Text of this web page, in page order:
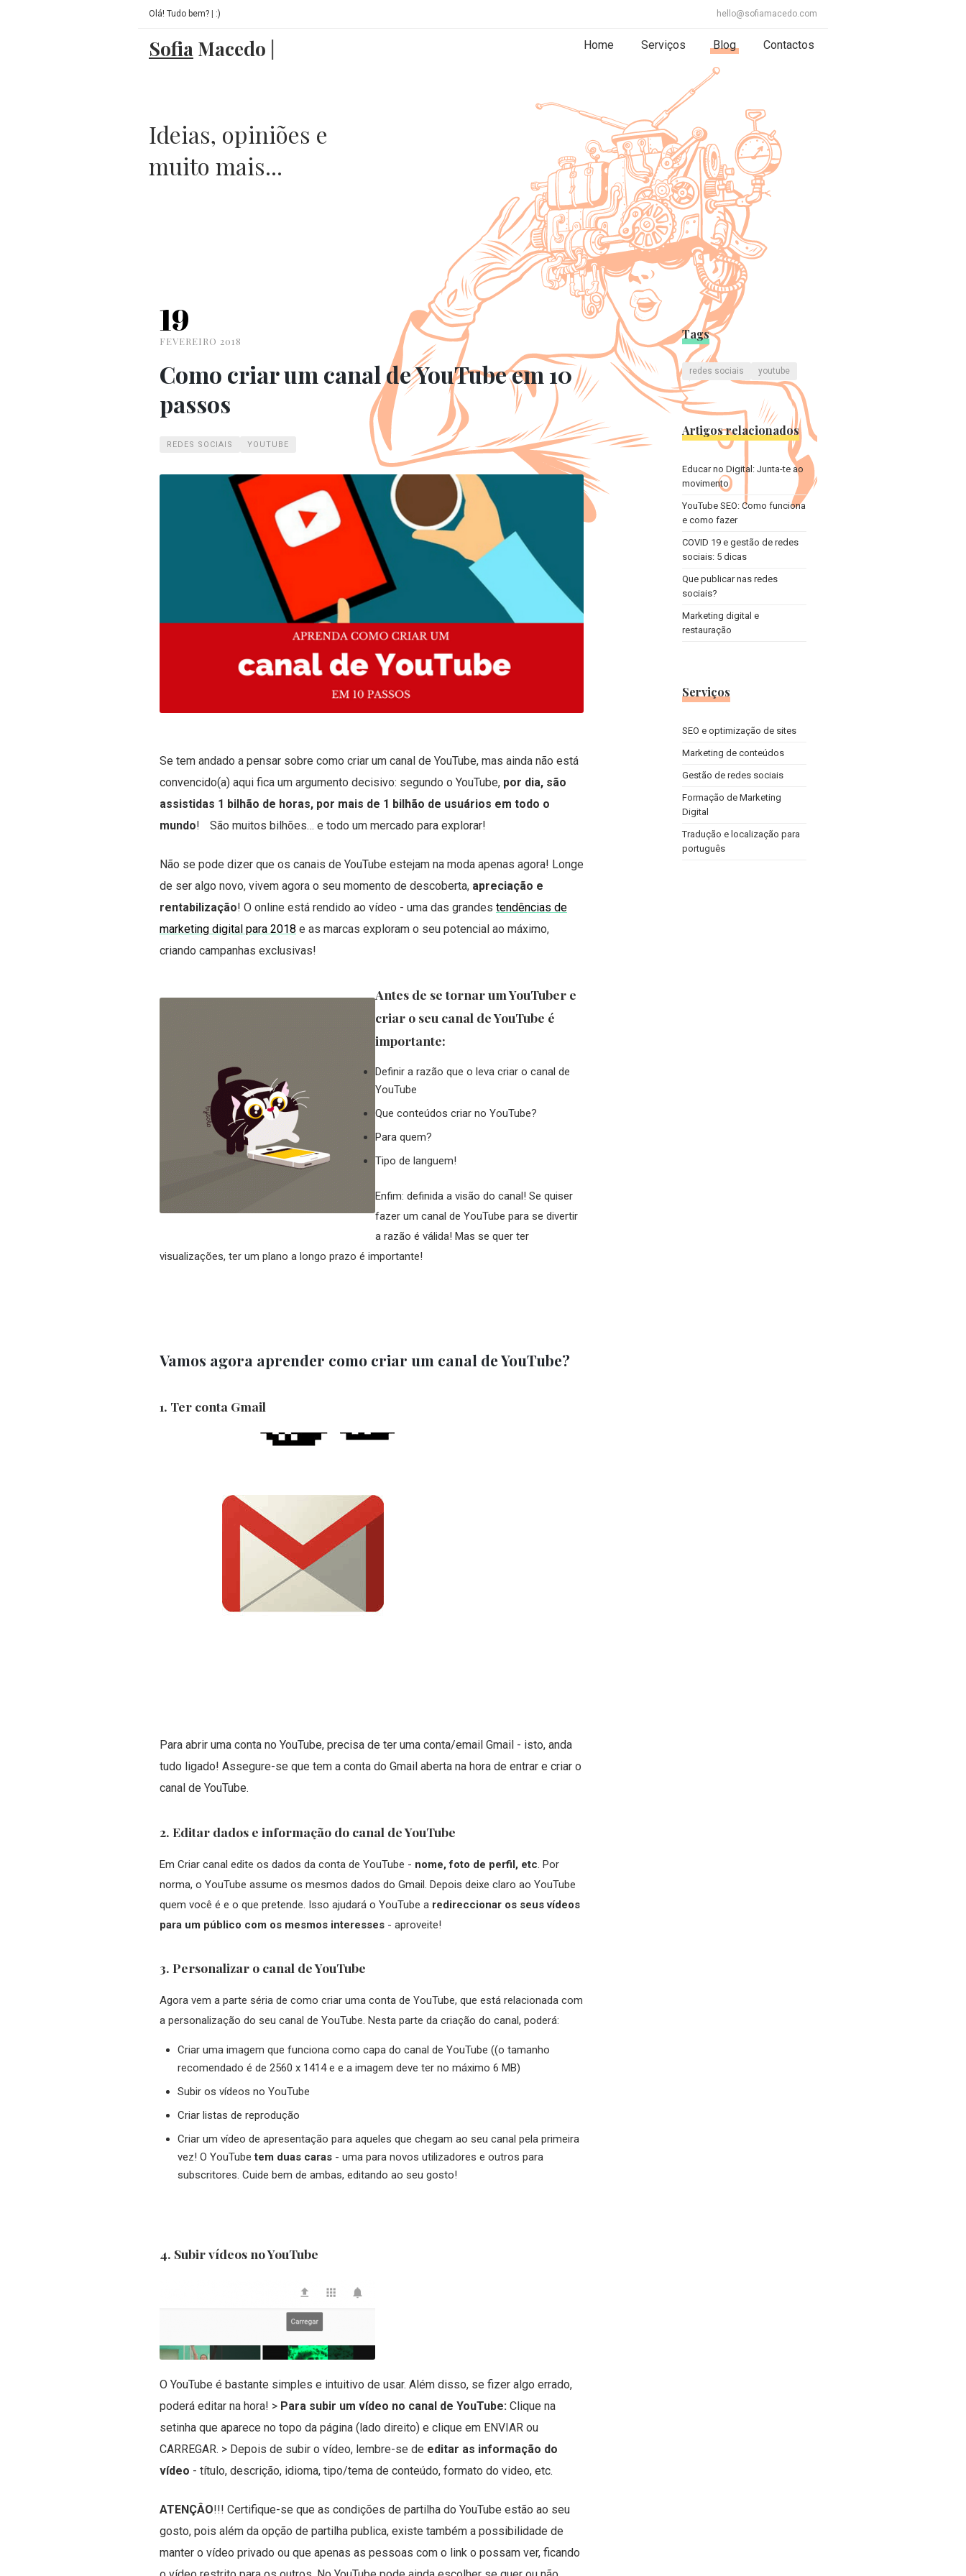
hello@sofiamacedo.com
Olá! Tudo bem? :)
Sofia Macedo | Home Serviços Blog Contactos
Ideias, opiniões e
muito mais...
19
FEVEREIRO 2018
Como criar um canal de YouTube em 10
passos
REDES SOCIAIS YOUTUBE
Se tem andado a pensar sobre como criar um canal de YouTube, mas ainda não está
convencido(a) aqui fica um argumento decisivo: segundo o YouTube, por dia, são
assistidas 1 bilhão de horas, por mais de 1 bilhão de usuários em todo o
mundo! São muitos bilhões… e todo um mercado para explorar!
Não se pode dizer que os canais de YouTube estejam na moda apenas agora! Longe
de ser algo novo, vivem agora o seu momento de descoberta, apreciação e
rentabilização! O online está rendido ao vídeo - uma das grandes tendências de
marketing digital para 2018 e as marcas exploram o seu potencial ao máximo,
criando campanhas exclusivas!
Antes de se tornar um YouTuber e
criar o seu canal de YouTube é
importante:
Definir a razão que o leva criar o canal de
YouTube
Que conteúdos criar no YouTube?
Para quem?
Tipo de languem!
Enfim: definida a visão do canal! Se quiser
fazer um canal de YouTube para se divertir
a razão é válida! Mas se quer ter
visualizações, ter um plano a longo prazo é importante!
Vamos agora aprender como criar um canal de YouTube?
1. Ter conta Gmail
Para abrir uma conta no YouTube, precisa de ter uma conta/email Gmail - isto, anda
tudo ligado! Assegure-se que tem a conta do Gmail aberta na hora de entrar e criar o
canal de YouTube.
2. Editar dados e informação do canal de YouTube
Em Criar canal edite os dados da conta de YouTube - nome, foto de perfil, etc. Por
norma, o YouTube assume os mesmos dados do Gmail. Depois deixe claro ao YouTube
quem você é e o que pretende. Isso ajudará o YouTube a redireccionar os seus vídeos
para um público com os mesmos interesses - aproveite!
3. Personalizar o canal de YouTube
Agora vem a parte séria de como criar uma conta de YouTube, que está relacionada com
a personalização do seu canal de YouTube. Nesta parte da criação do canal, poderá:
Criar uma imagem que funciona como capa do canal de YouTube ((o tamanho
recomendado é de 2560 x 1414 e e a imagem deve ter no máximo 6 MB)
Subir os vídeos no YouTube
Criar listas de reprodução
Criar um vídeo de apresentação para aqueles que chegam ao seu canal pela primeira
vez! O YouTubetem duas caras - uma para novos utilizadores e outros para
subscritores. Cuide bem de ambas, editando ao seu gosto!
4. Subir vídeos no YouTube
O YouTube é bastante simples e intuitivo de usar. Além disso, se fizer algo errado,
poderá editar na hora! > Para subir um vídeo no canal de YouTube: Clique na
setinha que aparece no topo da página (lado direito) e clique em ENVIAR ou
CARREGAR. > Depois de subir o vídeo, lembre-se de editar as informação do
vídeo - título, descrição, idioma, tipo/tema de conteúdo, formato do video, etc.
ATENÇÂO!!! Certifique-se que as condições de partilha do YouTube estão ao seu
gosto, pois além da opção de partilha publica, existe também a possibilidade de
manter o vídeo privado ou que apenas as pessoas com o link o possam ver, ficando
Tags
redes sociais youtube
Artigos relacionados
Educar no Digital: Junta-te ao
movimento
YouTube SEO: Como funciona
e como fazer
COVID 19 e gestão de redes
sociais: 5 dicas
Que publicar nas redes
sociais?
Marketing digital e
restauração
Serviços
SEO e optimização de sites
Marketing de conteúdos
Gestão de redes sociais
Formação de Marketing
Digital
Tradução e localização para
português